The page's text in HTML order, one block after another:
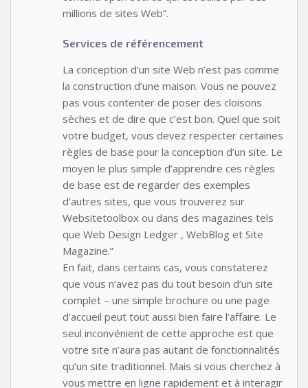
millions de sites Web”.
Services de référencement
La conception d’un site Web n’est pas comme
la construction d’une maison. Vous ne pouvez
pas vous contenter de poser des cloisons
sèches et de dire que c’est bon. Quel que soit
votre budget, vous devez respecter certaines
règles de base pour la conception d’un site. Le
moyen le plus simple d’apprendre ces règles
de base est de regarder des exemples
d’autres sites, que vous trouverez sur
Websitetoolbox ou dans des magazines tels
que Web Design Ledger , WebBlog et Site
Magazine.”
En fait, dans certains cas, vous constaterez
que vous n’avez pas du tout besoin d’un site
complet – une simple brochure ou une page
d’accueil peut tout aussi bien faire l’affaire. Le
seul inconvénient de cette approche est que
votre site n’aura pas autant de fonctionnalités
qu’un site traditionnel. Mais si vous cherchez à
vous mettre en ligne rapidement et à interagir